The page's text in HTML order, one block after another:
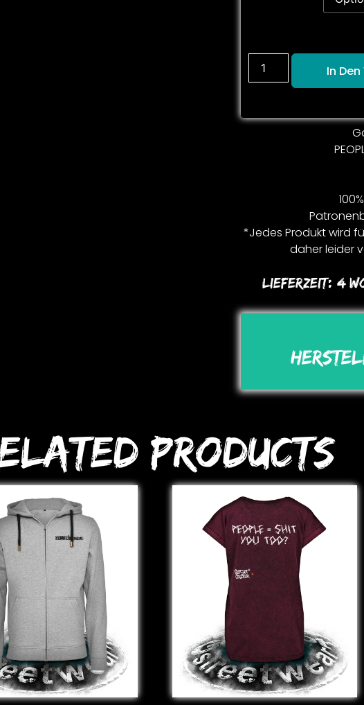
In
*Jedes Produkt wird
daher leider
Lieferzeit: 4
Products